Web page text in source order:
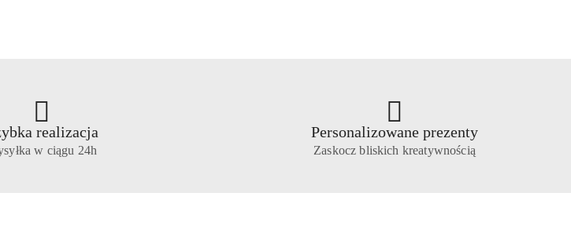
realizacja
w ciągu 24h
Personalizowane prezenty
Zaskocz bliskich kreatywnością